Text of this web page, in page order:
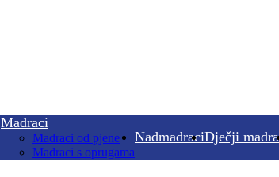
Madraci
Madraci od pjene
Madraci s oprugama
NadmadraciDječji